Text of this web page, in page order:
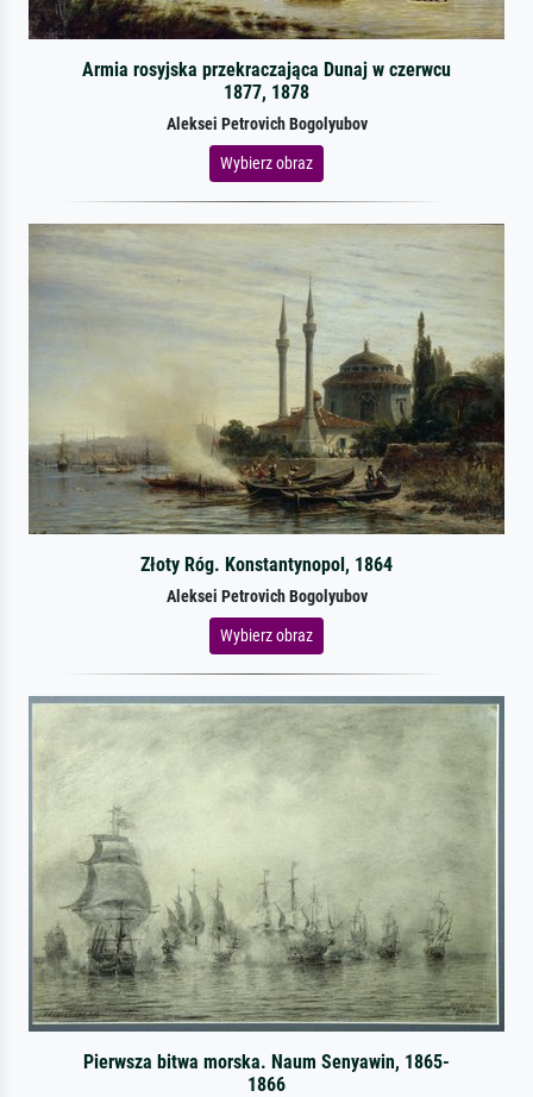
Armia rosyjska przekraczająca Dunaj w czerwcu
1877, 1878
Aleksei Petrovich Bogolyubov
Wybierz obraz
Złoty Róg. Konstantynopol, 1864
Aleksei Petrovich Bogolyubov
Wybierz obraz
Pierwsza bitwa morska. Naum Senyawin, 1865-
1866